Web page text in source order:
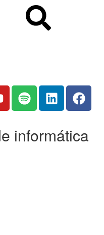
informática